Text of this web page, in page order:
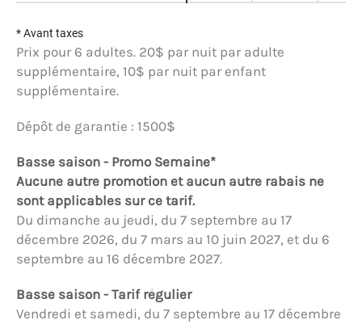
* Avant taxes
Prix pour 6 adultes. 20$ par nuit par adulte
supplémentaire, 10$ par nuit par enfant
supplémentaire.
Dépôt de garantie : 1500$
Basse saison - Promo Semaine*
Aucune autre promotion et aucun autre rabais ne
sont applicables sur ce tarif.
Du dimanche au jeudi, du 7 septembre au 17
décembre 2026, du 7 mars au 10 juin 2027, et du 6
septembre au 16 décembre 2027.
Basse saison - Tarif régulier
Vendredi et samedi, du 7 septembre au 17 décembre